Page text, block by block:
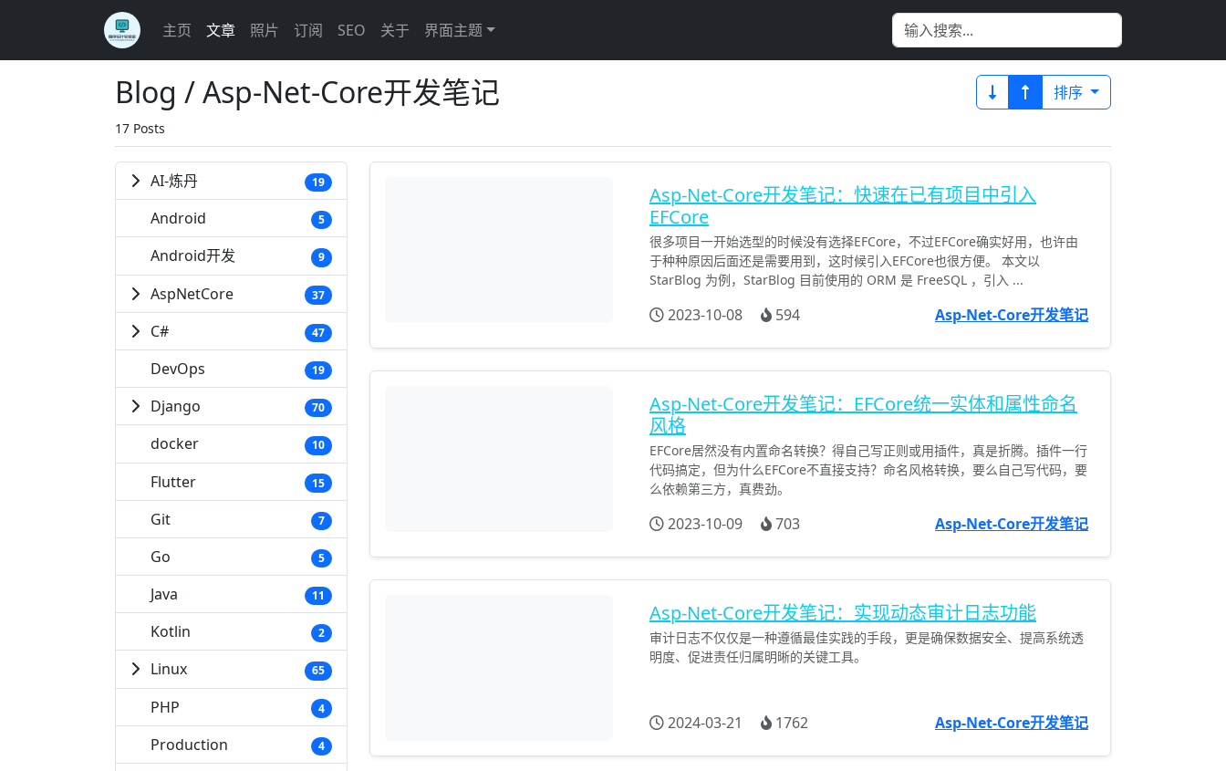
主页 文章 照片 订阅 SEO 关于 界面主题
Blog / Asp-Net-Core开发笔记
17 Posts
排序
AI-炼丹 19
Android 5
Android开发 9
AspNetCore 37
C# 47
DevOps 19
Django 70
docker 10
Flutter 15
Git 7
Go 5
Java 11
Kotlin 2
Linux 65
PHP 4
Production 4
Asp-Net-Core开发笔记：快速在已有项目中引入
EFCore
很多项目一开始选型的时候没有选择EFCore，不过EFCore确实好用，也许由
于种种原因后面还是需要用到，这时候引入EFCore也很方便。 本文以
StarBlog 为例，StarBlog 目前使用的 ORM 是 FreeSQL ，引入 ...
2023-10-08 594 Asp-Net-Core开发笔记
Asp-Net-Core开发笔记：EFCore统一实体和属性命名
风格
EFCore居然没有内置命名转换？得自己写正则或用插件，真是折腾。插件一行
代码搞定，但为什么EFCore不直接支持？命名风格转换，要么自己写代码，要
么依赖第三方，真费劲。
2023-10-09 703 Asp-Net-Core开发笔记
Asp-Net-Core开发笔记：实现动态审计日志功能
审计日志不仅仅是一种遵循最佳实践的手段，更是确保数据安全、提高系统透
明度、促进责任归属明晰的关键工具。
2024-03-21 1762 Asp-Net-Core开发笔记